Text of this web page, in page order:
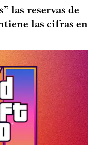
las reservas de
las cifras en